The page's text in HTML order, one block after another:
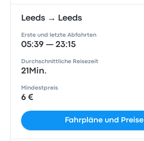
Leeds → Leeds
Erste und letzte Abfahrten
05:39 — 23:15
Durchschnittliche Reisezeit
21Min.
Mindestpreis
6 €
Fahrpläne und Preise